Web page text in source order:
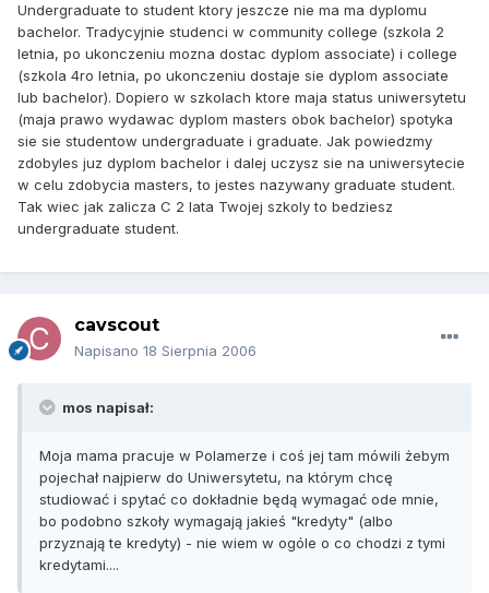
Undergraduate to student ktory jeszcze nie ma ma dyplomu
bachelor. Tradycyjnie studenci w community college (szkola 2
letnia, po ukonczeniu mozna dostac dyplom associate) i college
(szkola 4ro letnia, po ukonczeniu dostaje sie dyplom associate
lub bachelor). Dopiero w szkolach ktore maja status uniwersytetu
(maja prawo wydawac dyplom masters obok bachelor) spotyka
sie sie studentow undergraduate i graduate. Jak powiedzmy
zdobyles juz dyplom bachelor i dalej uczysz sie na uniwersytecie
w celu zdobycia masters, to jestes nazywany graduate student.
Tak wiec jak zalicza C 2 lata Twojej szkoly to bedziesz
undergraduate student.
cavscout
Napisano 18 Sierpnia 2006
mos napisał:
Moja mama pracuje w Polamerze i coś jej tam mówili żebym
pojechał najpierw do Uniwersytetu, na którym chcę
studiować i spytać co dokładnie będą wymagać ode mnie,
bo podobno szkoły wymagają jakieś "kredyty" (albo
przyznają te kredyty) - nie wiem w ogóle o co chodzi z tymi
kredytami....